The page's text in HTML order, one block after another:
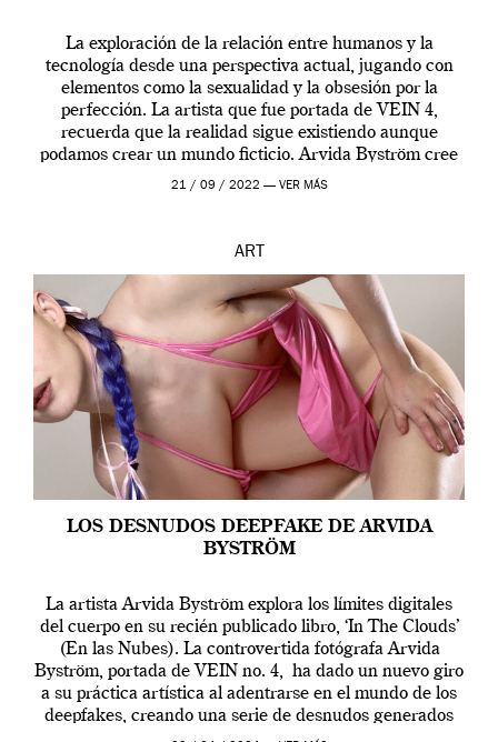
La exploración de la relación entre humanos y la
tecnología desde una perspectiva actual, jugando con
elementos como la sexualidad y la obsesión por la
perfección. La artista que fue portada de VEIN 4,
recuerda que la realidad sigue existiendo aunque
podamos crear un mundo ficticio. Arvida Byström cree
que los humanos tienen un complejo […]
21 / 09 / 2022 — VER MÁS
ART
LOS DESNUDOS DEEPFAKE DE ARVIDA
BYSTRÖM
La artista Arvida Byström explora los límites digitales
del cuerpo en su recién publicado libro, ‘In The Clouds’
(En las Nubes). La controvertida fotógrafa Arvida
Byström, portada de VEIN no. 4, ha dado un nuevo giro
a su práctica artística al adentrarse en el mundo de los
deepfakes, creando una serie de desnudos generados